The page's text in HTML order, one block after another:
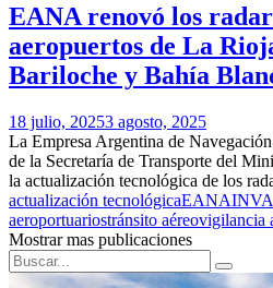
EANA renovó los
aeropuertos de La
Bariloche y Bahía
18 julio, 20253 agosto, 2025
La Empresa Argentina de
de la Secretaría de Transporte del
la actualización tecnológica de los
actualización tecnológicaEANA
aeroportuariostránsito aéreovigilancia
Mostrar mas publicaciones
Search
for:
Search